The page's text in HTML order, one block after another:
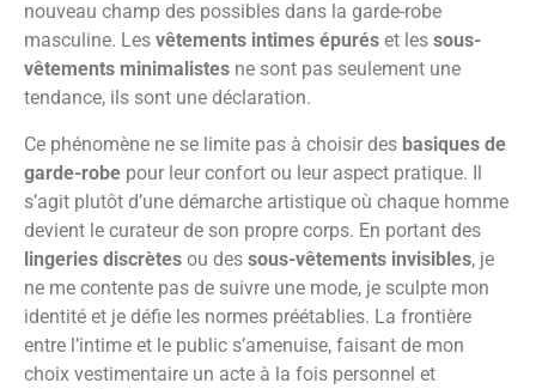
nouveau champ des possibles dans la garde-robe
masculine. Les vêtements intimes épurés et les sous-
vêtements minimalistes ne sont pas seulement une
tendance, ils sont une déclaration.
Ce phénomène ne se limite pas à choisir des basiques de
garde-robe pour leur confort ou leur aspect pratique. Il
s’agit plutôt d’une démarche artistique où chaque homme
devient le curateur de son propre corps. En portant des
lingeries discrètes ou des sous-vêtements invisibles, je
ne me contente pas de suivre une mode, je sculpte mon
identité et je défie les normes préétablies. La frontière
entre l’intime et le public s’amenuise, faisant de mon
choix vestimentaire un acte à la fois personnel et